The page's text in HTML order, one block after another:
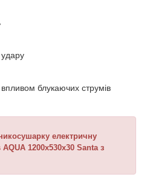
удару
блукаючих струмів
електричну
1200х530х30 Santa з